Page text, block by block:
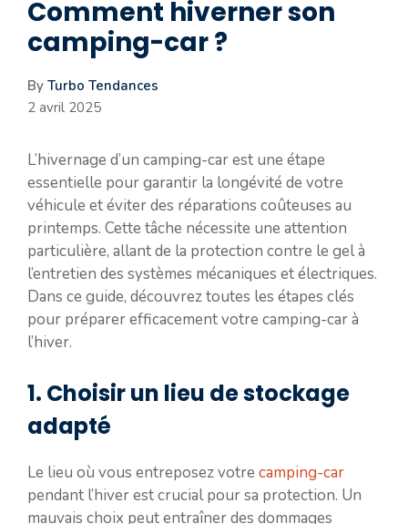
Comment hiverner son
camping-car ?
By Turbo Tendances
2 avril 2025
L’hivernage d’un camping-car est une étape
essentielle pour garantir la longévité de votre
véhicule et éviter des réparations coûteuses au
printemps. Cette tâche nécessite une attention
particulière, allant de la protection contre le gel à
l’entretien des systèmes mécaniques et électriques.
Dans ce guide, découvrez toutes les étapes clés
pour préparer efficacement votre camping-car à
l’hiver.
1. Choisir un lieu de stockage
adapté
Le lieu où vous entreposez votre camping-car
pendant l’hiver est crucial pour sa protection. Un
mauvais choix peut entraîner des dommages